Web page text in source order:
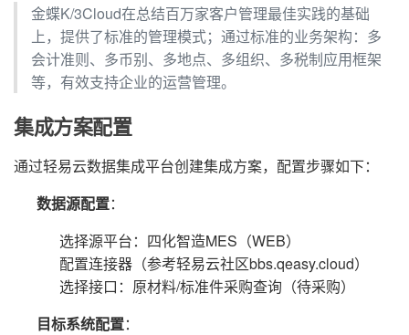
金蝶K/3Cloud在总结百万家客户管理最佳实践的基础
上，提供了标准的管理模式；通过标准的业务架构：多
会计准则、多币别、多地点、多组织、多税制应用框架
等，有效支持企业的运营管理。
集成方案配置
通过轻易云数据集成平台创建集成方案，配置步骤如下：
数据源配置：
选择源平台：四化智造MES（WEB）
配置连接器（参考轻易云社区bbs.qeasy.cloud）
选择接口：原材料/标准件采购查询（待采购）
目标系统配置：